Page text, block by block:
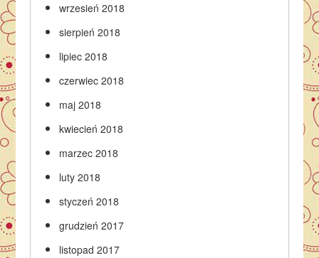
wrzesień 2018
sierpień 2018
lipiec 2018
czerwiec 2018
maj 2018
kwiecień 2018
marzec 2018
luty 2018
styczeń 2018
grudzień 2017
listopad 2017